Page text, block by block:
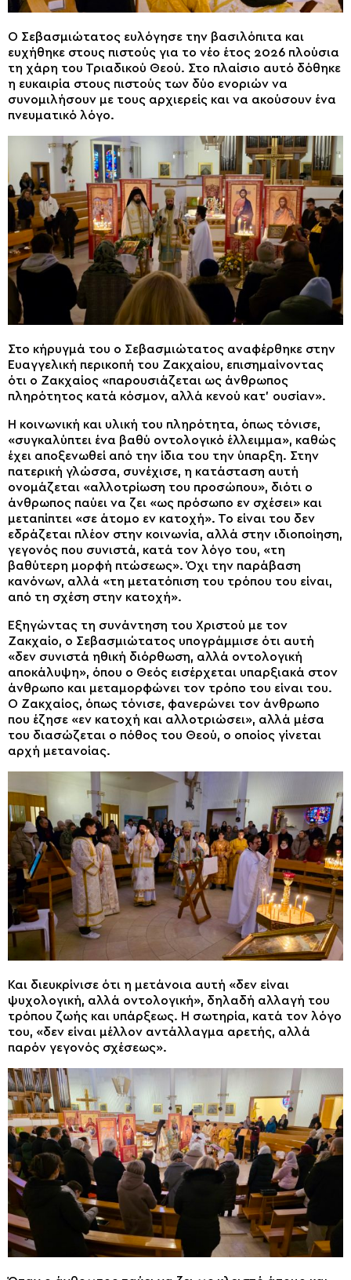
Ο Σεβασμιώτατος ευλόγησε την βασιλόπιτα και
ευχήθηκε στους πιστούς για το νέο έτος 2026 πλούσια
τη χάρη του Τριαδικού Θεού. Στο πλαίσιο αυτό δόθηκε
η ευκαιρία στους πιστούς των δύο ενοριών να
συνομιλήσουν με τους αρχιερείς και να ακούσουν ένα
πνευματικό λόγο.
Στο κήρυγμά του ο Σεβασμιώτατος αναφέρθηκε στην
Ευαγγελική περικοπή του Ζακχαίου, επισημαίνοντας
ότι ο Ζακχαίος «παρουσιάζεται ως άνθρωπος
πληρότητος κατά κόσμον, αλλά κενού κατ’ ουσίαν».
Η κοινωνική και υλική του πληρότητα, όπως τόνισε,
«συγκαλύπτει ένα βαθύ οντολογικό έλλειμμα», καθώς
έχει αποξενωθεί από την ίδια του την ύπαρξη. Στην
πατερική γλώσσα, συνέχισε, η κατάσταση αυτή
ονομάζεται «αλλοτρίωση του προσώπου», διότι ο
άνθρωπος παύει να ζει «ως πρόσωπο εν σχέσει» και
μεταπίπτει «σε άτομο εν κατοχή». Το είναι του δεν
εδράζεται πλέον στην κοινωνία, αλλά στην ιδιοποίηση,
γεγονός που συνιστά, κατά τον λόγο του, «τη
βαθύτερη μορφή πτώσεως». Όχι την παράβαση
κανόνων, αλλά «τη μετατόπιση του τρόπου του είναι,
από τη σχέση στην κατοχή».
Εξηγώντας τη συνάντηση του Χριστού με τον
Ζακχαίο, ο Σεβασμιώτατος υπογράμμισε ότι αυτή
«δεν συνιστά ηθική διόρθωση, αλλά οντολογική
αποκάλυψη», όπου ο Θεός εισέρχεται υπαρξιακά στον
άνθρωπο και μεταμορφώνει τον τρόπο του είναι του.
Ο Ζακχαίος, όπως τόνισε, φανερώνει τον άνθρωπο
που έζησε «εν κατοχή και αλλοτριώσει», αλλά μέσα
του διασώζεται ο πόθος του Θεού, ο οποίος γίνεται
αρχή μετανοίας.
Και διευκρίνισε ότι η μετάνοια αυτή «δεν είναι
ψυχολογική, αλλά οντολογική», δηλαδή αλλαγή του
τρόπου ζωής και υπάρξεως. Η σωτηρία, κατά τον λόγο
του, «δεν είναι μέλλον αντάλλαγμα αρετής, αλλά
παρόν γεγονός σχέσεως».